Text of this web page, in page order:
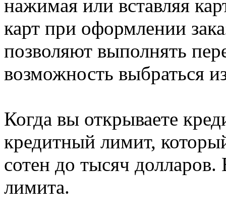
нажимая или вставляя
карт при оформлении
позволяют выполнять
возможность выбраться
Когда вы открываете
кредитный лимит,
сотен до тысяч
лимита.